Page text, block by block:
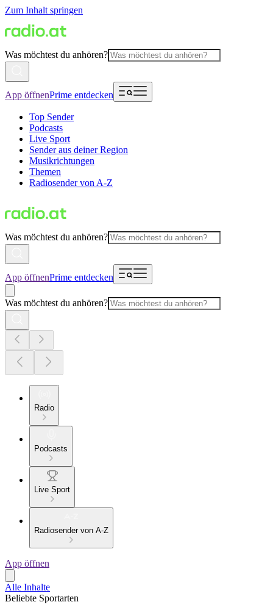
Zum Inhalt springen
Was möchtest du anhören?
App öffnenPrime entdecken
Top Sender
Podcasts
Live Sport
Sender aus deiner Region
Musikrichtungen
Themen
Radiosender von A-Z
Was möchtest du anhören?
App öffnenPrime entdecken
Was möchtest du anhören?
Radio
Podcasts
Live Sport
Radiosender von A-Z
App öffnen
Alle Inhalte
Beliebte Sportarten